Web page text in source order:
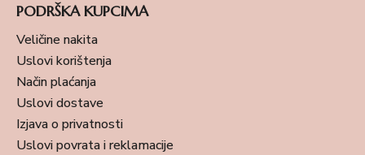
PODRŠKA KUPCIMA
Veličine nakita
Uslovi korištenja
Način plaćanja
Uslovi dostave
Izjava o privatnosti
Uslovi povrata i reklamacije